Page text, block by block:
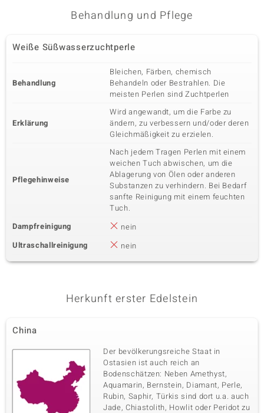
Behandlung und Pflege
Weiße Süßwasserzuchtperle
Behandlung
Bleichen, Färben, chemisch
Behandeln oder Bestrahlen. Die
meisten Perlen sind Zuchtperlen
Erklärung
Wird angewandt, um die Farbe zu
ändern, zu verbessern und/oder deren
Gleichmäßigkeit zu erzielen.
Pflegehinweise
Nach jedem Tragen Perlen mit einem
weichen Tuch abwischen, um die
Ablagerung von Ölen oder anderen
Substanzen zu verhindern. Bei Bedarf
sanfte Reinigung mit einem feuchten
Tuch.
Dampfreinigung
nein
Ultraschallreinigung
nein
Herkunft erster Edelstein
China
Der bevölkerungsreiche Staat in
Ostasien ist auch reich an
Bodenschätzen: Neben Amethyst,
Aquamarin, Bernstein, Diamant, Perle,
Rubin, Saphir, Türkis sind dort u.a. auch
Jade, Chiastolith, Howlit oder Peridot zu